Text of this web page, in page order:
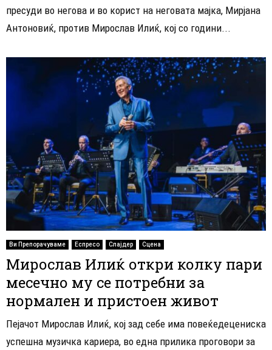
пресуди во негова и во корист на неговата мајка, Мирјана
Антоновиќ, против Мирослав Илиќ, кој со години...
Ви Препорачуваме Еспресо Слајдер Сцена
Мирослав Илиќ откри колку пари
месечно му се потребни за
нормален и пристоен живот
Пејачот Мирослав Илиќ, кој зад себе има повеќедецениска
успешна музичка кариера, во една прилика проговори за